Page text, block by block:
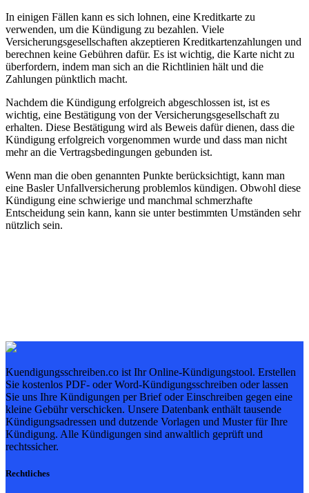
In einigen Fällen kann es sich lohnen, eine Kreditkarte zu
verwenden, um die Kündigung zu bezahlen. Viele
Versicherungsgesellschaften akzeptieren Kreditkartenzahlungen und
berechnen keine Gebühren dafür. Es ist wichtig, die Karte nicht zu
überfordern, indem man sich an die Richtlinien hält und die
Zahlungen pünktlich macht.
Nachdem die Kündigung erfolgreich abgeschlossen ist, ist es
wichtig, eine Bestätigung von der Versicherungsgesellschaft zu
erhalten. Diese Bestätigung wird als Beweis dafür dienen, dass die
Kündigung erfolgreich vorgenommen wurde und dass man nicht
mehr an die Vertragsbedingungen gebunden ist.
Wenn man die oben genannten Punkte berücksichtigt, kann man
eine Basler Unfallversicherung problemlos kündigen. Obwohl diese
Kündigung eine schwierige und manchmal schmerzhafte
Entscheidung sein kann, kann sie unter bestimmten Umständen sehr
nützlich sein.
Kuendigungsschreiben.co ist Ihr Online-Kündigungstool. Erstellen
Sie kostenlos PDF- oder Word-Kündigungsschreiben oder lassen
Sie uns Ihre Kündigungen per Brief oder Einschreiben gegen eine
kleine Gebühr verschicken. Unsere Datenbank enthält tausende
Kündigungsadressen und dutzende Vorlagen und Muster für Ihre
Kündigung. Alle Kündigungen sind anwaltlich geprüft und
rechtssicher.
Rechtliches